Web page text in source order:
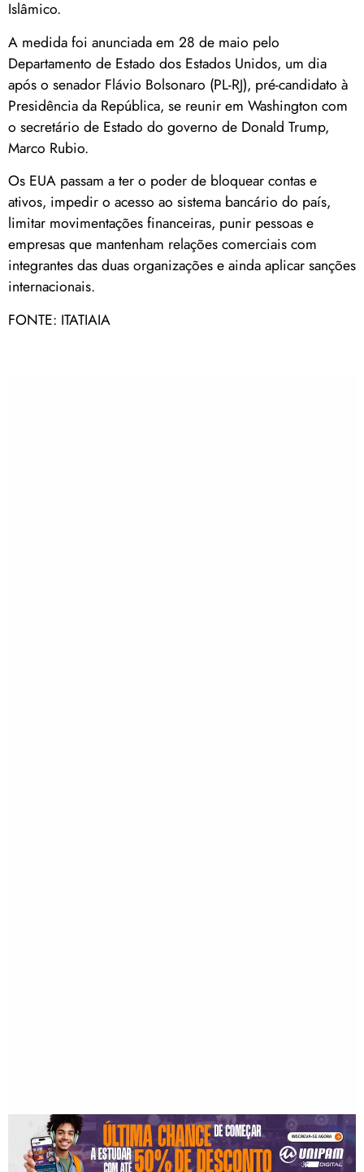
Islâmico.
A medida foi anunciada em 28 de maio pelo
Departamento de Estado dos Estados Unidos, um dia
após o senador Flávio Bolsonaro (PL-RJ), pré-candidato à
Presidência da República, se reunir em Washington com
o secretário de Estado do governo de Donald Trump,
Marco Rubio.
Os EUA passam a ter o poder de bloquear contas e
ativos, impedir o acesso ao sistema bancário do país,
limitar movimentações financeiras, punir pessoas e
empresas que mantenham relações comerciais com
integrantes das duas organizações e ainda aplicar sanções
internacionais.
FONTE: ITATIAIA